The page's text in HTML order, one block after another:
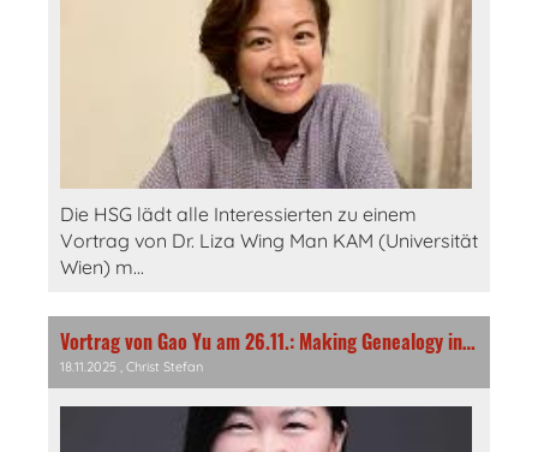
Die HSG lädt alle Interessierten zu einem
Vortrag von Dr. Liza Wing Man KAM (Universität
Wien) m...
Vortrag von Gao Yu am 26.11.: Making Genealogy in Late Imperial China
18.11.2025 , Christ Stefan